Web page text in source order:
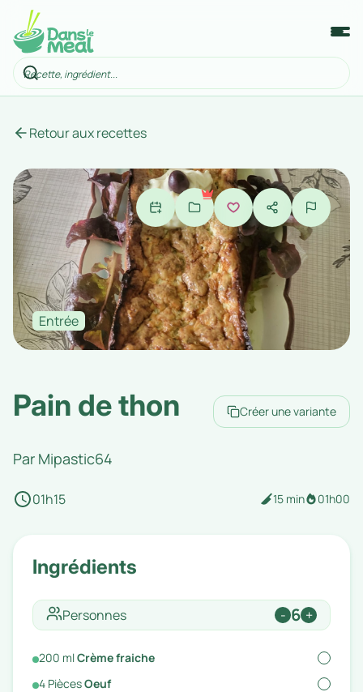
Retour aux recettes
Entrée
Pain de thon Créer une variante
Par Mipastic64
01h15 15 min 01h00
Ingrédients
Personnes - 6 +
200 mlCrème fraiche
4 PiècesOeuf